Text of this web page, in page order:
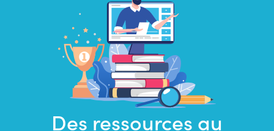
Des ressources au